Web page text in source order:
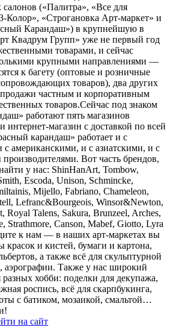
(«Палитра», «Все для
Колор», «Строгановка Арт-маркет» и
Карандаш») в крупнейшую в
Квадрум Групп» уже не первый год
товарами, и сейчас
крупными направлениями —
к багету (оптовые и розничные
товаров), два других
частным и корпоративным
товаров.Сейчас под знаком
работают пять магазинов
интернет-магазин с доставкой по всей
карандаш» работает и с
с американскими, и с азиатскими, и с
Вот часть брендов,
у нас: ShinHanArt, Tombow,
Escoda, Unison, Schmincke,
Mijello, Fabriano, Chameleon,
Lefranc&Bourgeois, Winsor&Newton,
Royal Talens, Sakura, Brunzeel, Arches,
Strathmore, Canson, Mabef, Giotto, Lyra
к нам — в наших арт-маркетах вы
красок и кистей, бумаги и картона,
а также всё для скульптурной
аэрографии. Также у нас широкий
разных хобби: поделки для декупажа,
роспись, всё для скарпбукинга,
с батиком, мозаикой, смальтой…
на сайт